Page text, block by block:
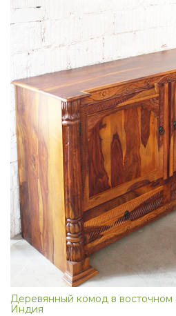
Деревянный комод в восточном
Индия